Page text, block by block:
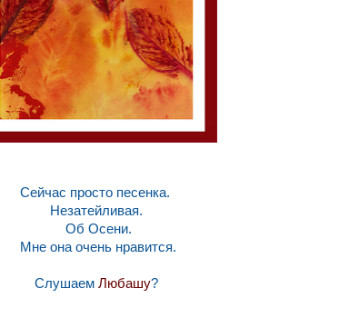
Сейчас просто песенка.
Незатейливая.
Об Осени.
Мне она очень нравится.
Слушаем Любашу?